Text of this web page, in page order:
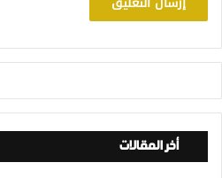
أخر المقالات